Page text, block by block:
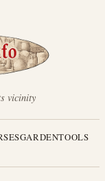
vicinity
GARDENTOOLS